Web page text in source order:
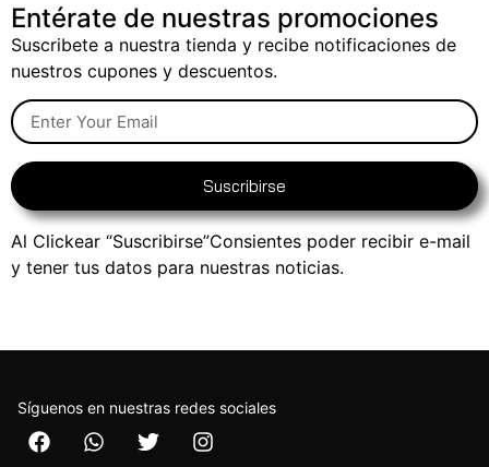
Entérate de nuestras promociones
Suscribete a nuestra tienda y recibe notificaciones de
nuestros cupones y descuentos.
Suscribirse
Al Clickear “Suscribirse”Consientes poder recibir e-mail
y tener tus datos para nuestras noticias.
Síguenos en nuestras redes sociales